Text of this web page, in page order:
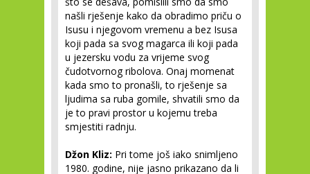
našli rješenje kako da obradimo priču o
Isusu i njegovom vremenu a bez Isusa
koji pada sa svog magarca ili koji pada
u jezersku vodu za vrijeme svog
čudotvornog ribolova. Onaj momenat
kada smo to pronašli, to rješenje sa
ljudima sa ruba gomile, shvatili smo da
je to pravi prostor u kojemu treba
smjestiti radnju.
Džon Kliz: Pri tome još iako snimljeno
1980. godine, nije jasno prikazano da li